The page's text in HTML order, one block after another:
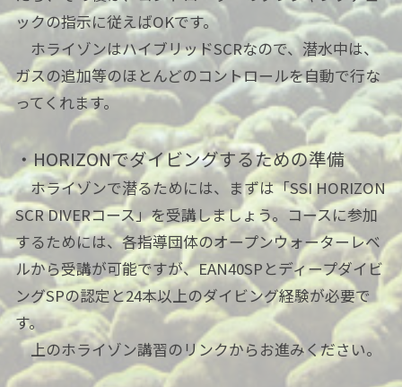
ックの指示に従えばOKです。
ホライゾンはハイブリッドSCRなので、潜水中は、
ガスの追加等のほとんどのコントロールを自動で行な
ってくれます。
・HORIZONでダイビングするための準備
ホライゾンで潜るためには、まずは「SSI HORIZON
SCR DIVERコース」を受講しましょう。コースに参加
するためには、各指導団体のオープンウォーターレベ
ルから受講が可能ですが、EAN40SPとディープダイビ
ングSPの認定と24本以上のダイビング経験が必要で
す。
上のホライゾン講習のリンクからお進みください。